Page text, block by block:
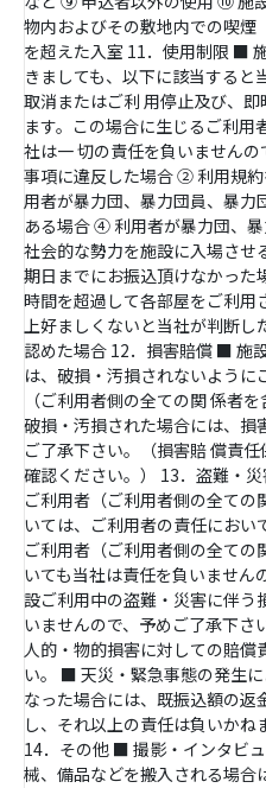
物内およびその敷地内での喫
を超えた入室 11．使用制限 ■
きましても、以下に該当すると
取消またはご利 用停止及び、
ます。この場合に生じるご利用
社は一 切の責任を負いません
事項に違反した場合 ② 利用規
用者が暴力団、暴力団員、暴力
ある場合 ④ 利用者が暴力団、
社会的な勢力を施設に入場さ
期日までにお振込頂けなかっ
時間を超過して各部屋をご利
上好ましくないと当社が判断
認めた場合 12．損害賠償 ■ 施
は、破損・汚損されないよう
（ご利用者側の全ての関 係者
破損・汚損された場合には、損
ご了承下さい。（損害賠 償責
確認ください。） 13．盗難・
ご利用者（ご利用者側の全て
いては、ご利用者の責任におい
ご利用者（ご利用者側の全て
いても当社は責任を負いませ
設ご利用中の盗難・災害に伴う
いませんので、予めご了承下さ
人的・物的損害に対しての賠償
い。 ■ 天災・緊急事態の発生
なった場合には、既振込額の返
し、それ以上の責任は負いかね
14．その他 ■ 撮影・インタビ
械、備品などを搬入される場合